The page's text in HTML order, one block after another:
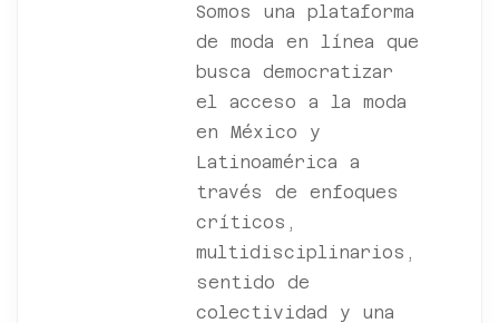
Somos una plataforma
de moda en línea que
busca democratizar
el acceso a la moda
en México y
Latinoamérica a
través de enfoques
críticos,
multidisciplinarios,
sentido de
colectividad y una